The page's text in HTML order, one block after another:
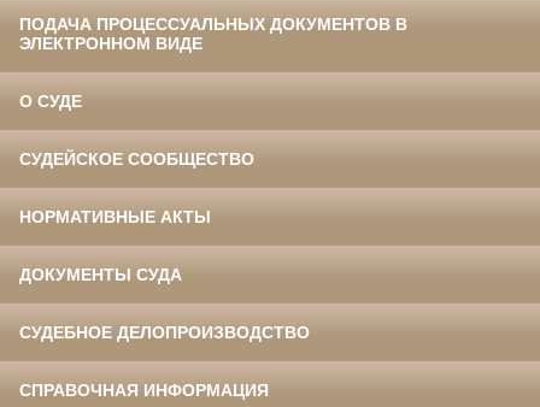
ПОДАЧА ПРОЦЕССУАЛЬНЫХ ДОКУМЕНТОВ В
ЭЛЕКТРОННОМ ВИДЕ
О СУДЕ
СУДЕЙСКОЕ СООБЩЕСТВО
НОРМАТИВНЫЕ АКТЫ
ДОКУМЕНТЫ СУДА
СУДЕБНОЕ ДЕЛОПРОИЗВОДСТВО
СПРАВОЧНАЯ ИНФОРМАЦИЯ